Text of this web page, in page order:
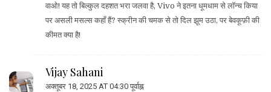
वाओ! यह तो बिल्कुल दहशत भरा जलवा है, Vivo ने इतना धूमधाम से लॉन्च किया
पर असली मसल्स कहाँ हैं? स्क्रीन की चमक से तो दिल झूम उठा, पर बेवकूफ़ी की
कीमत क्या है!
Vijay Sahani
अक्तूबर 18, 2025 AT 04:30 पूर्वाह्न